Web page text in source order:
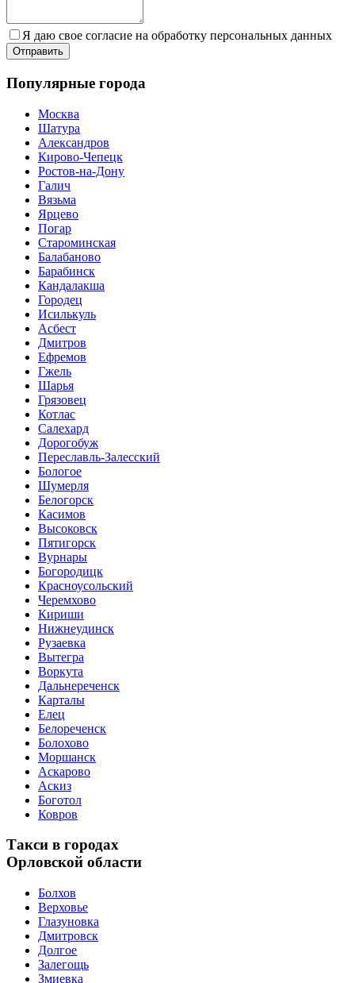
Я даю свое согласие на обработку персональных данных
Популярные города
Москва
Шатура
Александров
Кирово-Чепецк
Ростов-на-Дону
Галич
Вязьма
Ярцево
Погар
Староминская
Балабаново
Барабинск
Кандалакша
Городец
Исилькуль
Асбест
Дмитров
Ефремов
Гжель
Шарья
Грязовец
Котлас
Салехард
Дорогобуж
Переславль-Залесский
Бологое
Шумерля
Белогорск
Касимов
Высоковск
Пятигорск
Вурнары
Богородицк
Красноусольский
Черемхово
Кириши
Нижнеудинск
Рузаевка
Вытегра
Воркута
Дальнереченск
Карталы
Елец
Белореченск
Болохово
Моршанск
Аскарово
Аскиз
Боготол
Ковров
Такси в городах
Орловской области
Болхов
Верховье
Глазуновка
Дмитровск
Долгое
Залегощь
Змиевка